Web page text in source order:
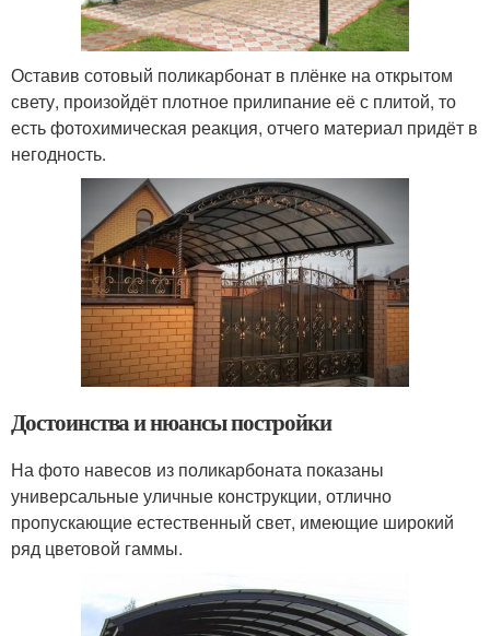
Оставив сотовый поликарбонат в плёнке на открытом
свету, произойдёт плотное прилипание её с плитой, то
есть фотохимическая реакция, отчего материал придёт в
негодность.
Достоинства и нюансы постройки
На фото навесов из поликарбоната показаны
универсальные уличные конструкции, отлично
пропускающие естественный свет, имеющие широкий
ряд цветовой гаммы.